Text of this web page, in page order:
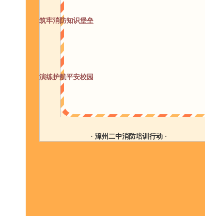
筑牢消防知识堡垒
· 漳州二中消防培训行动 ·
演练护航平安校园